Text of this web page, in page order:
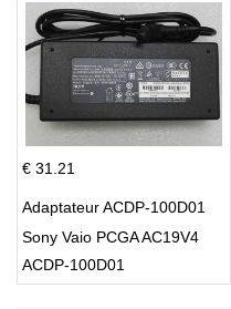
€ 31.21
Adaptateur ACDP-100D01
Sony Vaio PCGA AC19V4
ACDP-100D01